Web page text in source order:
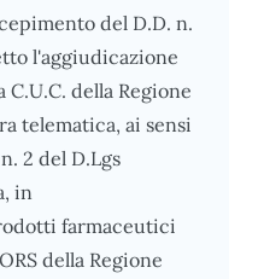
del D.D. n.
l'aggiudicazione
della Regione
telematica, ai sensi
2 del D.Lgs
in
farmaceutici
della Regione